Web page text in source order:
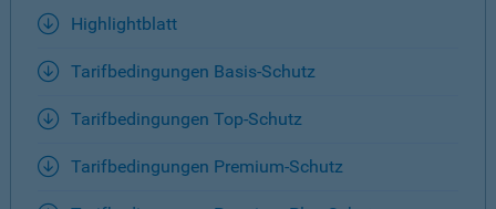
Highlightblatt
Tarifbedingungen Basis-Schutz
Tarifbedingungen Top-Schutz
Tarifbedingungen Premium-Schutz